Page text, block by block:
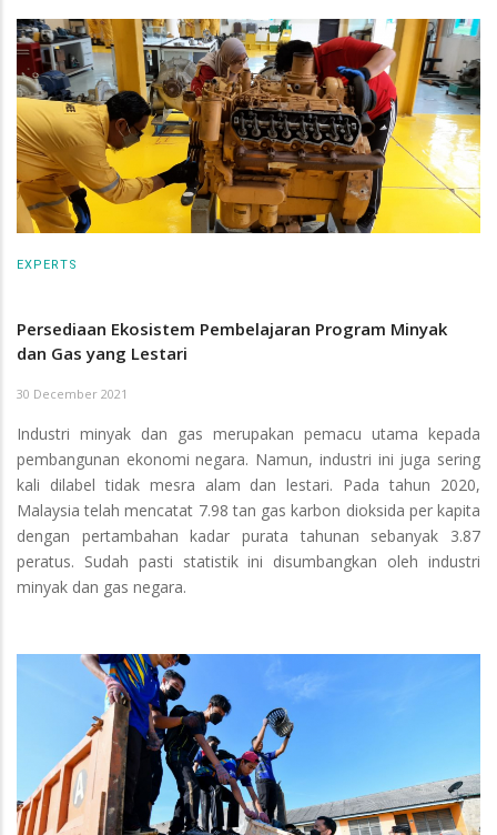
EXPERTS
Persediaan Ekosistem Pembelajaran Program Minyak
dan Gas yang Lestari
30 December 2021
Industri minyak dan gas merupakan pemacu utama kepada
pembangunan ekonomi negara. Namun, industri ini juga sering
kali dilabel tidak mesra alam dan lestari. Pada tahun 2020,
Malaysia telah mencatat 7.98 tan gas karbon dioksida per kapita
dengan pertambahan kadar purata tahunan sebanyak 3.87
peratus. Sudah pasti statistik ini disumbangkan oleh industri
minyak dan gas negara.